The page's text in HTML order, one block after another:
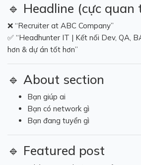
🔹 Headline (cực quan
❌ “Recruiter at ABC Company”
✅ “Headhunter IT | Kết nối Dev, QA,
hơn & dự án tốt hơn”
🔹 About section
Bạn giúp ai
Bạn có network gì
Bạn đang tuyển gì
🔹 Featured post